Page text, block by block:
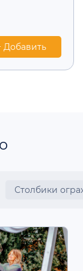
Добавить
Столбики